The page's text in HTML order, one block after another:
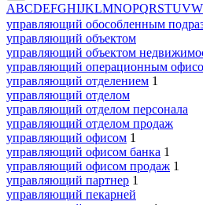
ABCDEFGHIJKLMNOPQRSTUVW
управляющий обособленным
управляющий объектом
управляющий объектом
управляющий операционным
управляющий отделением 1
управляющий отделом
управляющий отделом персонала
управляющий отделом продаж
управляющий офисом 1
управляющий офисом банка 1
управляющий офисом продаж 1
управляющий партнер 1
управляющий пекарней